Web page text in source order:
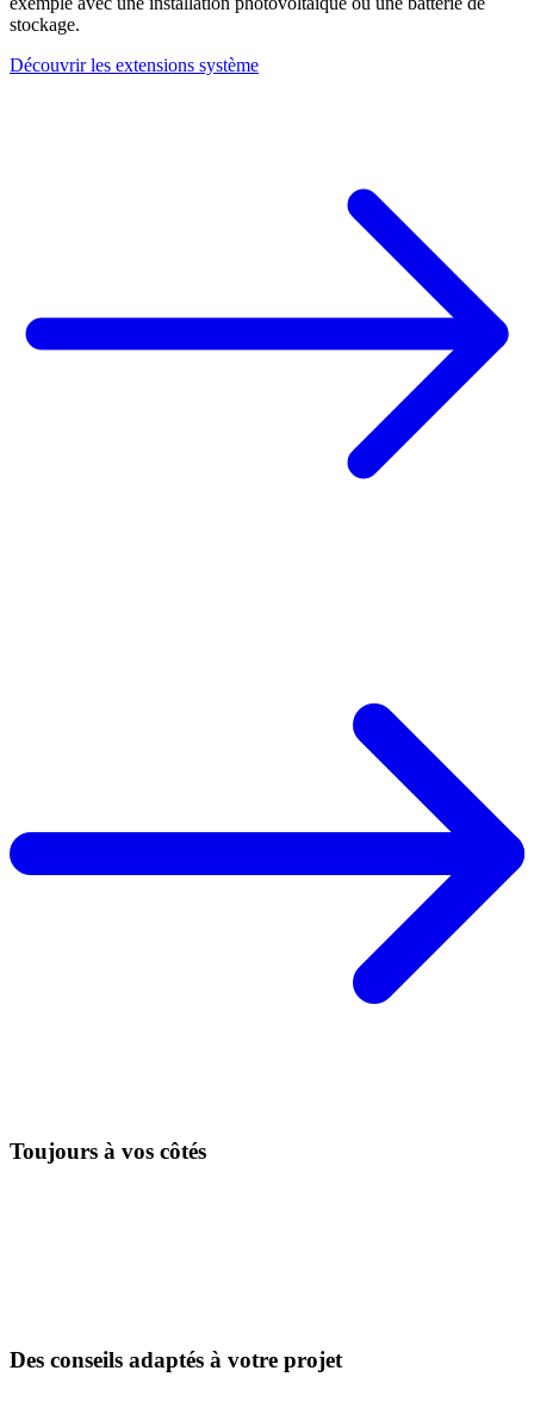
stockage.
Découvrir les extensions système
Toujours à vos côtés
Des conseils adaptés à votre projet